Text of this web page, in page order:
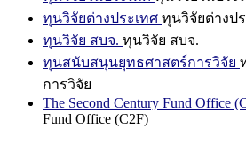
ทุนวิจัยต่างประเทศ ทุนวิจัยต่างป
ทุนวิจัย สบจ. ทุนวิจัย สบจ.
ทุนสนับสนุนยุทธศาสตร์การวิจัย
การวิจัย
The Second Century Fund Office
Fund Office (C2F)